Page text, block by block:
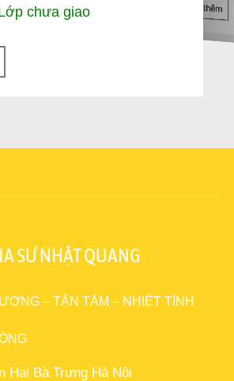
chưa giao Xem thêm
SƯ NHẬT QUANG
– TẬN TÂM – NHIỆT TÌNH
Hai Bà Trưng Hà Nội